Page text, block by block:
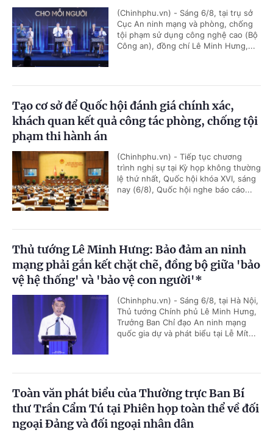
(Chinhphu.vn) - Sáng 6/8, tại trụ sở
Cục An ninh mạng và phòng, chống
tội phạm sử dụng công nghệ cao (Bộ
Công an), đồng chí Lê Minh Hưng,...
Tạo cơ sở để Quốc hội đánh giá chính xác,
khách quan kết quả công tác phòng, chống tội
phạm thi hành án
(Chinhphu.vn) - Tiếp tục chương
trình nghị sự tại Kỳ họp không thường
lệ thứ nhất, Quốc hội khóa XVI, sáng
nay (6/8), Quốc hội nghe báo cáo...
Thủ tướng Lê Minh Hưng: Bảo đảm an ninh
mạng phải gắn kết chặt chẽ, đồng bộ giữa 'bảo
vệ hệ thống' và 'bảo vệ con người'*
(Chinhphu.vn) - Sáng 6/8, tại Hà Nội,
Thủ tướng Chính phủ Lê Minh Hưng,
Trưởng Ban Chỉ đạo An ninh mạng
quốc gia dự và phát biểu tại Lễ Mít...
Toàn văn phát biểu của Thường trực Ban Bí
thư Trần Cẩm Tú tại Phiên họp toàn thể về đối
ngoại Đảng và đối ngoại nhân dân